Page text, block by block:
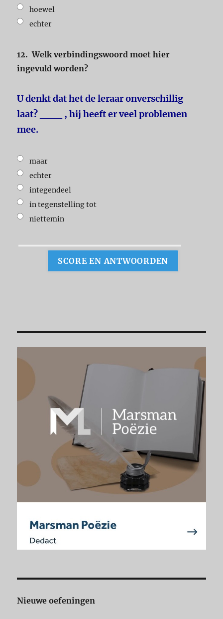
hoewel
echter
12. Welk verbindingswoord moet hier
ingevuld worden?
U denkt dat het de leraar onverschillig
laat? ___ , hij heeft er veel problemen
mee.
maar
echter
integendeel
in tegenstelling tot
niettemin
Nieuwe oefeningen